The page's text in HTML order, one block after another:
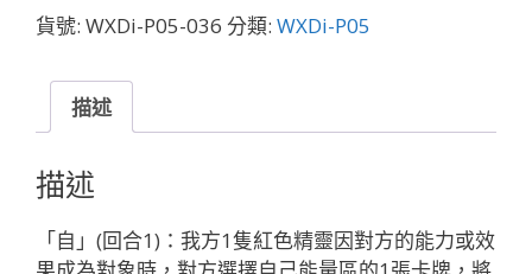
羅
石
イ
ヤ
ブ
ラ
イ
貨號: WXDi-P05-036 分類: WXDi-P05
描述
描述
「自」(回合1)：我方1隻紅色精靈因對方的能力或效